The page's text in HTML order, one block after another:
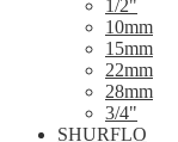
1/2"
10mm
15mm
22mm
28mm
3/4"
SHURFLO